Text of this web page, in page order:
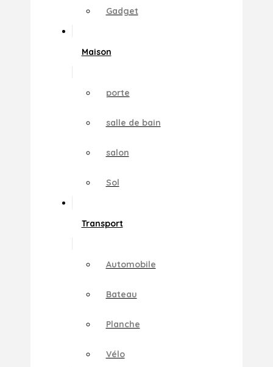
Gadget
Maison
porte
salle de bain
salon
Sol
Transport
Automobile
Bateau
Planche
Vélo